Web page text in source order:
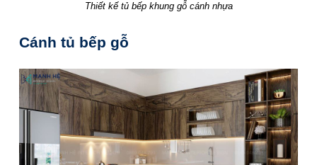
Thiết kế tủ bếp khung gỗ cánh nhựa
Cánh tủ bếp gỗ